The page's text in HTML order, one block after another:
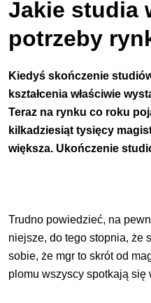
Jakie studia
potrzeby
Kiedyś skończenie
kształcenia właściwie
Teraz na rynku co roku
kilkadziesiąt tysięcy
większa. Ukończenie
Trudno powiedzieć, na
niejsze, do tego stopnia, że
sobie, że mgr to skrót od
plomu wszyscy spotkają się